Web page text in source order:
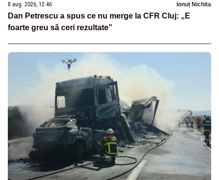
8 aug. 2026, 12:46 Ionuț Nichita
Dan Petrescu a spus ce nu merge la CFR Cluj: „E
foarte greu să ceri rezultate”